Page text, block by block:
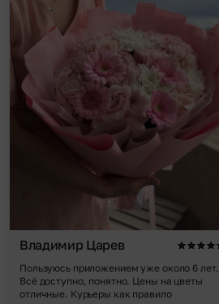
Владимир Царев
Пользуюсь приложением уже около 6 лет.
Всё доступно, понятно. Цены на цветы
отличные. Курьеры как правило